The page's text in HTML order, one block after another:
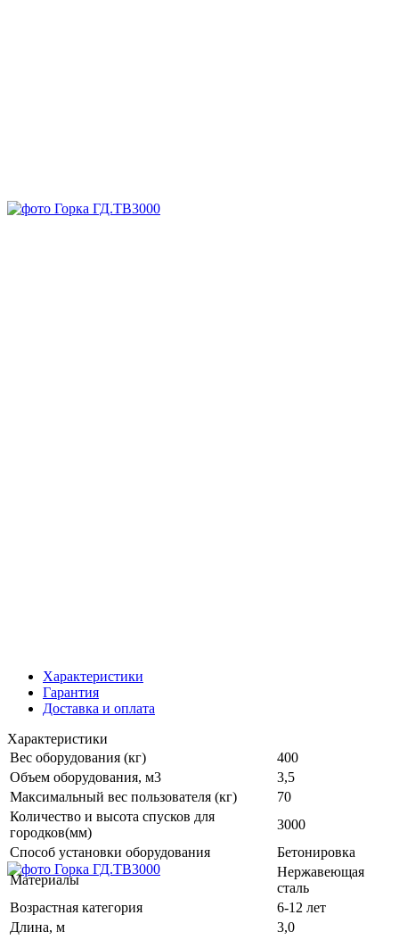
Характеристики
Гарантия
Доставка и оплата
Характеристики
Вес оборудования (кг)
400
Объем оборудования, м3
3,5
Максимальный вес пользователя (кг)
70
Количество и высота спусков для
городков(мм)
3000
Способ установки оборудования
Бетонировка
Материалы
Нержавеющая
сталь
Возрастная категория
6-12 лет
Длина, м
3,0